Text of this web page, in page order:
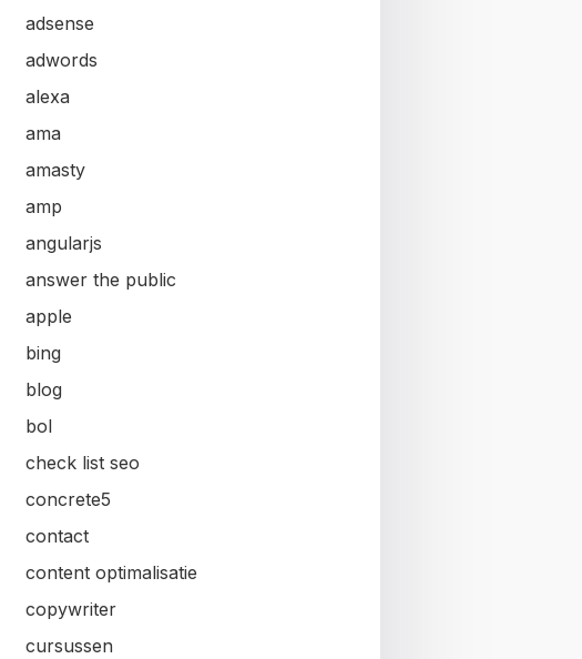
adsense
adwords
alexa
ama
amasty
amp
angularjs
answer the public
apple
bing
blog
bol
check list seo
concrete5
contact
content optimalisatie
copywriter
cursussen